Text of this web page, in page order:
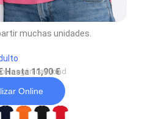
muchas unidades.
Hasta 11,90 €
según cantidad
Online